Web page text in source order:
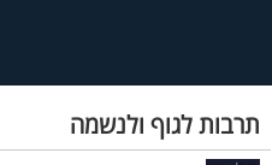
תרבות לגוף ולנשמה